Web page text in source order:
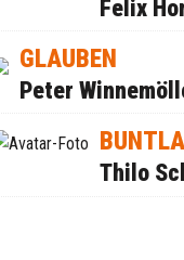
Felix
GLAUBEN
Peter
Thilo